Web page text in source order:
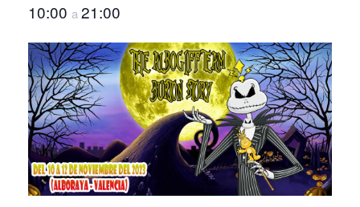
10:00 a 21:00